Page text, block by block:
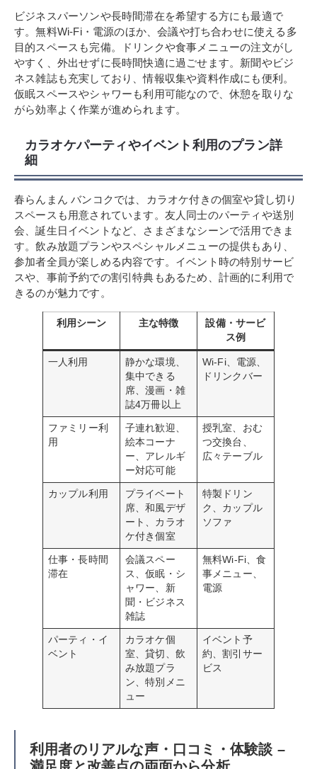
ビジネスパーソンや長時間滞在を希望する方にも最適で
す。無料Wi-Fi・電源のほか、会議や打ち合わせに使える多
目的スペースも完備。ドリンクや食事メニューの注文がし
やすく、外出せずに長時間快適に過ごせます。新聞やビジ
ネス雑誌も充実しており、情報収集や資料作成にも便利。
仮眠スペースやシャワーも利用可能なので、休憩を取りな
がら効率よく作業が進められます。
カラオケパーティやイベント利用のプラン詳
細
春らんまん バンコクでは、カラオケ付きの個室や貸し切り
スペースも用意されています。友人同士のパーティや送別
会、誕生日イベントなど、さまざまなシーンで活用できま
す。飲み放題プランやスペシャルメニューの提供もあり、
参加者全員が楽しめる内容です。イベント時の特別サービ
スや、事前予約での割引特典もあるため、計画的に利用で
きるのが魅力です。
利用シーン 主な特徴
設備・サービ
ス例
一人利用
静かな環境、
集中できる
席、漫画・雑
誌4万冊以上
Wi-Fi、電源、
ドリンクバー
ファミリー利
用
子連れ歓迎、
絵本コーナ
ー、アレルギ
ー対応可能
授乳室、おむ
つ交換台、
広々テーブル
カップル利用
プライベート
席、和風デザ
ート、カラオ
ケ付き個室
特製ドリン
ク、カップル
ソファ
仕事・長時間
滞在
会議スペー
ス、仮眠・シ
ャワー、新
聞・ビジネス
雑誌
無料Wi-Fi、食
事メニュー、
電源
パーティ・イ
ベント
カラオケ個
室、貸切、飲
み放題プラ
ン、特別メニ
ュー
イベント予
約、割引サー
ビス
利用者のリアルな声・口コミ・体験談 –